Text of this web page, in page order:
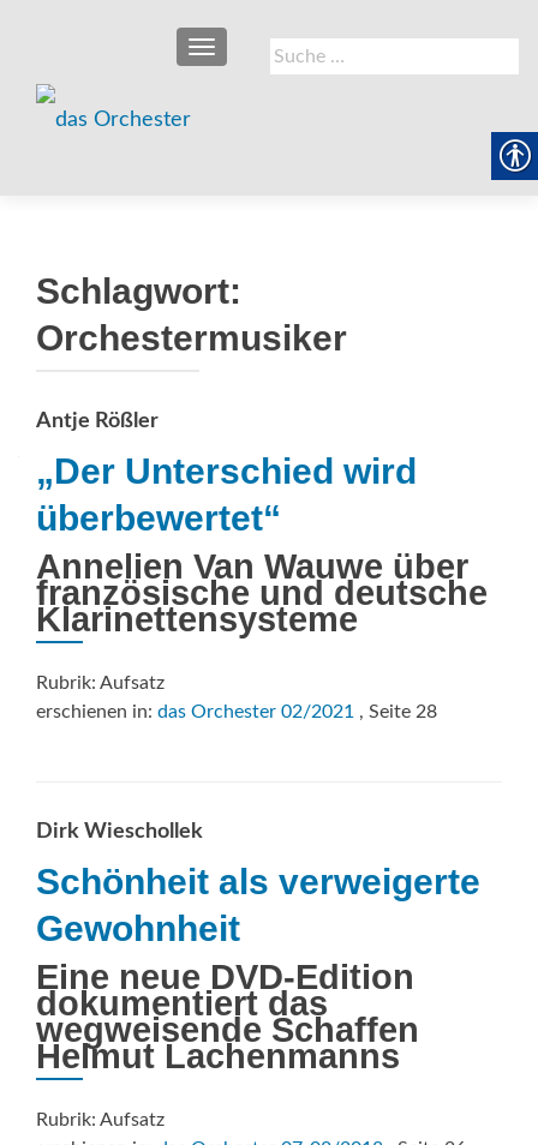
Suche
nach:
SCHALTE NAVIGATION
Schlagwort:
Orchestermusiker
Antje Rößler
„Der Unterschied wird
überbewertet“
Annelien Van Wauwe über
französische und deutsche
Klarinettensysteme
Rubrik: Aufsatz
erschienen in: das Orchester 02/2021 , Seite 28
Dirk Wieschollek
Schönheit als verweigerte
Gewohnheit
Eine neue DVD-Edition
dokumentiert das
wegweisende Schaffen
Helmut Lachenmanns
Rubrik: Aufsatz